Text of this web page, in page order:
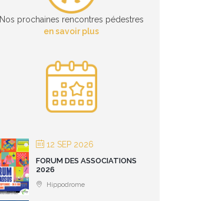
Nos prochaines rencontres pédestres
en savoir plus
12 SEP 2026
FORUM DES ASSOCIATIONS
2026
Hippodrome